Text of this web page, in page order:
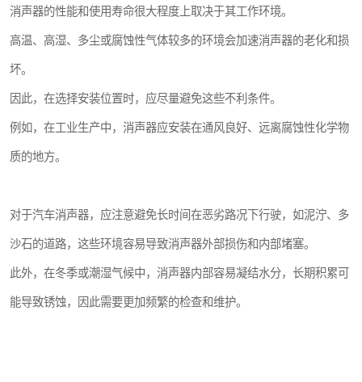
消声器的性能和使用寿命很大程度上取决于其工作环境。
高温、高湿、多尘或腐蚀性气体较多的环境会加速消声器的老化和损
坏。
因此，在选择安装位置时，应尽量避免这些不利条件。
例如，在工业生产中，消声器应安装在通风良好、远离腐蚀性化学物
质的地方。
对于汽车消声器，应注意避免长时间在恶劣路况下行驶，如泥泞、多
沙石的道路，这些环境容易导致消声器外部损伤和内部堵塞。
此外，在冬季或潮湿气候中，消声器内部容易凝结水分，长期积累可
能导致锈蚀，因此需要更加频繁的检查和维护。